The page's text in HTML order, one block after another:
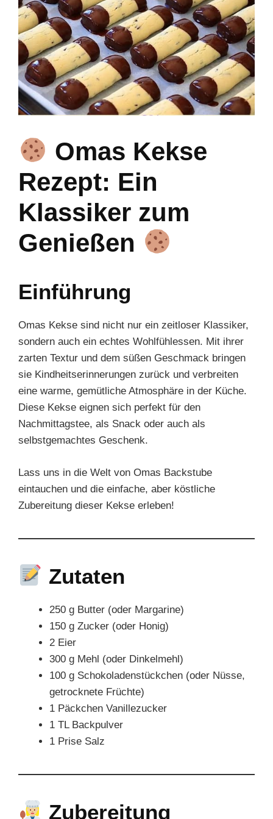
Omas Kekse
Rezept: Ein
Klassiker zum
Genießen
Einführung
Omas Kekse sind nicht nur ein zeitloser Klassiker,
sondern auch ein echtes Wohlfühlessen. Mit ihrer
zarten Textur und dem süßen Geschmack bringen
sie Kindheitserinnerungen zurück und verbreiten
eine warme, gemütliche Atmosphäre in der Küche.
Diese Kekse eignen sich perfekt für den
Nachmittagstee, als Snack oder auch als
selbstgemachtes Geschenk.
Lass uns in die Welt von Omas Backstube
eintauchen und die einfache, aber köstliche
Zubereitung dieser Kekse erleben!
Zutaten
250 g Butter (oder Margarine)
150 g Zucker (oder Honig)
2 Eier
300 g Mehl (oder Dinkelmehl)
100 g Schokoladenstückchen (oder Nüsse,
getrocknete Früchte)
1 Päckchen Vanillezucker
1 TL Backpulver
1 Prise Salz
Zubereitung